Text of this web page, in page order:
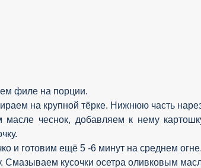
филе на порции.
на крупной тёрке. Нижнюю часть
чеснок, добавляем к нему
и готовим ещё 5 -6 минут на среднем
Смазываем кусочки осетра оливковым